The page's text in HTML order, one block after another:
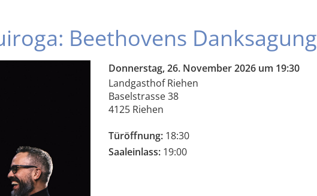
Beethovens Danksagung
Donnerstag, 26. November 2026 um 19:30
Landgasthof Riehen
Baselstrasse 38
4125 Riehen
Türöffnung: 18:30
Saaleinlass: 19:00